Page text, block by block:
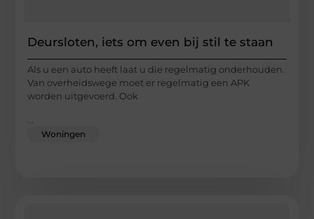
Deursloten, iets om even bij stil te staan
Als u een auto heeft laat u die regelmatig onderhouden.
Van overheidswege moet er regelmatig een APK
worden uitgevoerd. Ook
Woningen